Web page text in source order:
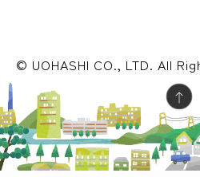
© UOHASHI CO., LTD. All